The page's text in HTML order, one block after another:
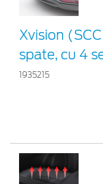
Xvision
spate, cu 4
1935215